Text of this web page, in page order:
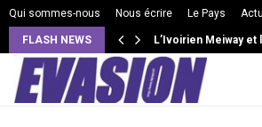
Qui sommes-nous Nous écrire Le Pays
FLASH NEWS L’Ivoirien Meiway
VIE DE COUPLE: